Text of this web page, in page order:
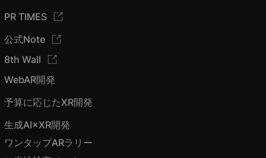
PR TIMES
公式Note
8th Wall
WebAR開発
予算に応じたXR開発
生成AI×XR開発
ワンタップARラリー